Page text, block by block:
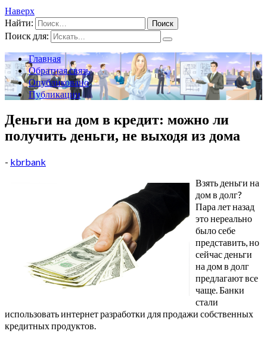
Наверх
Найти:
Поиск для:
Главная
Обратная связь
Опубликовано
Публикации
Деньги на дом в кредит: можно ли
получить деньги, не выходя из дома
- kbrbank
Взять деньги на
дом в долг?
Пара лет назад
это нереально
было себе
представить, но
сейчас деньги
на дом в долг
предлагают все
чаще. Банки
стали
использовать интернет разработки для продажи собственных
кредитных продуктов.